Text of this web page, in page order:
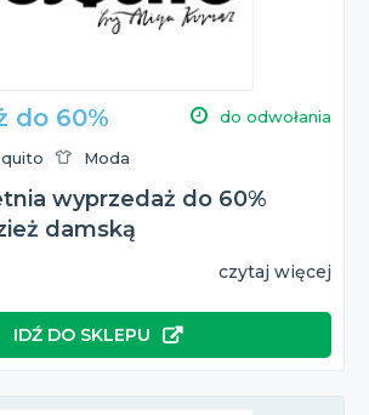
do 60% do odwołania
Moda
wyprzedaż do 60%
damską
czytaj więcej
IDŹ DO SKLEPU